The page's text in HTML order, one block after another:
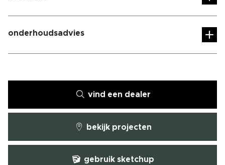
onderhoudsadvies
vind een dealer
bekijk projecten
gebruik sketchup